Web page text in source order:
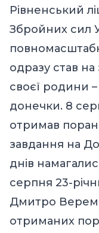
Рівненський
Збройних сил
одразу став
своєї родини
донечки. 8
отримав
завдання на
днів
серпня 23-
Дмитро
отриманих